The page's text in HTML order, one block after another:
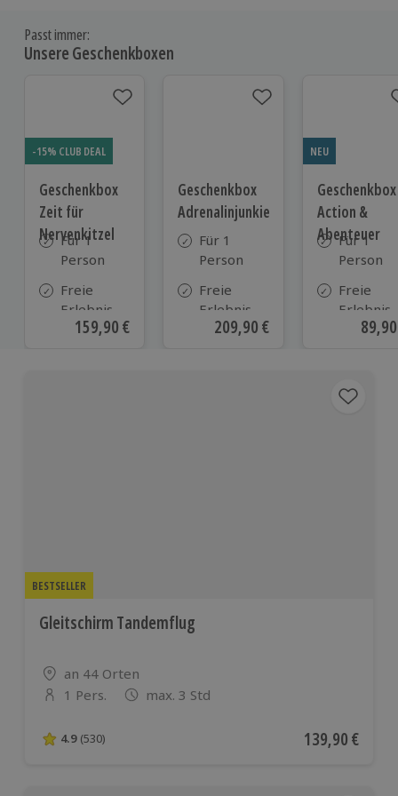
Passt immer:
Unsere Geschenkboxen
-15% CLUB DEAL
Geschenkbox
Zeit für
Nervenkitzel
Für 1
Person
Freie
Erlebnis-
Auswahl
Aktueller Preis
159,90 €
Geschenkbox
Adrenalinjunkie
Für 1
Person
Freie
Erlebnis-
Auswahl
Aktueller Preis
209,90 €
NEU
Geschenkbox
Action &
Abenteuer
Für 1
Person
Freie
Erlebnis-
Auswahl
BESTSELLER
Gleitschirm Tandemflug
Standort
an 44 Orten
Anzahl der Teilnehmer
1 Pers. max. 3 Std
4.9 von 5 Sternen basierend auf 530 Bewertungen
4.9 (530) Aktueller Preis
139,90 €